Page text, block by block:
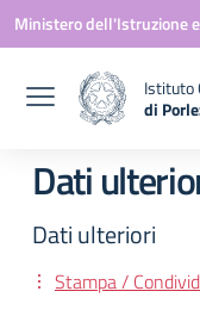
Vai ai contenuti
Vai al menu di navigazione
Vai al footer
Ministero dell'Istruzione
Istituto
di
Dati
Dati ulteriori
Stampa /